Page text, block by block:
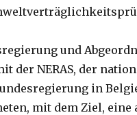
und
der NERAS, der
in
mit dem Ziel, eine